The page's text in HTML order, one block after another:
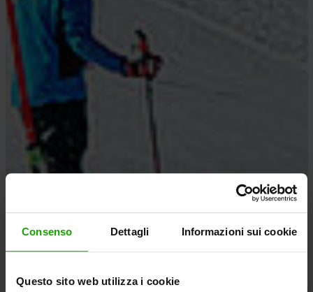
Consenso Dettagli Informazioni sui cookie
Questo sito web utilizza i cookie